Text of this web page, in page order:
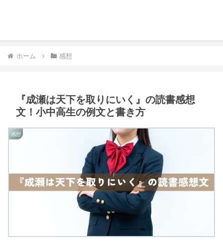
ホーム 感想
『成瀬は天下を取りにいく』の読書感想
文！小中高生の例文と書き方
感想